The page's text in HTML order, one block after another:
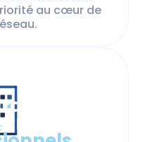
au cœur de